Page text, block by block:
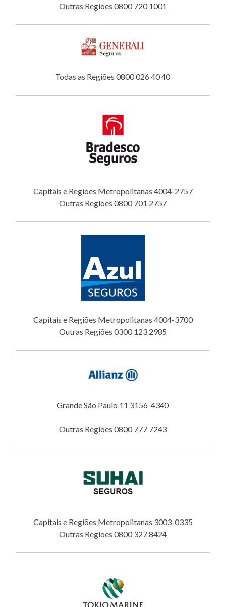
Outras Regiões 0800 720 1001
Todas as Regiões 0800 026 40 40
Capitais e Regiões Metropolitanas 4004-2757
Outras Regiões 0800 701 2757
Capitais e Regiões Metropolitanas 4004-3700
Outras Regiões 0300 123 2985
Grande São Paulo 11 3156-4340
Outras Regiões 0800 777 7243
Capitais e Regiões Metropolitanas 3003-0335
Outras Regiões 0800 327 8424